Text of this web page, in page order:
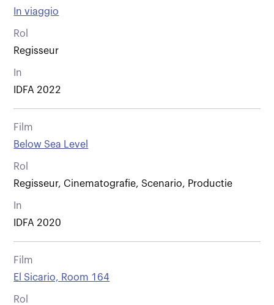
In viaggio
Rol
Regisseur
In
IDFA 2022
Film
Below Sea Level
Rol
Regisseur, Cinematografie, Scenario, Productie
In
IDFA 2020
Film
El Sicario, Room 164
Rol